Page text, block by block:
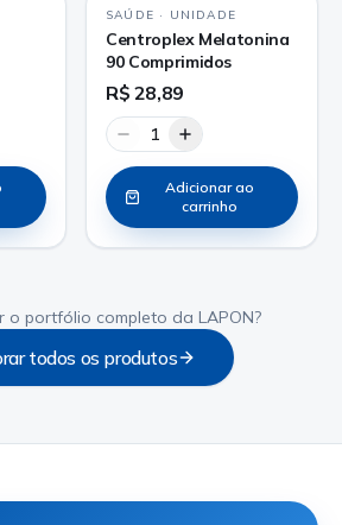
SAÚDE · UNIDADE
Centroplex Melatonina
90 Comprimidos
R$ 28,89
1
Adicionar ao
carrinho
o portfólio completo da LAPON?
todos os produtos